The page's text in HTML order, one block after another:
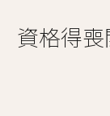
資格得